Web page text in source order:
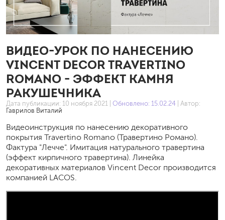
ВИДЕО-УРОК ПО НАНЕСЕНИЮ
VINCENT DECOR TRAVERTINO
ROMANO - ЭФФЕКТ КАМНЯ
РАКУШЕЧНИКА
Дата публикации: 10 ноября 2021 Обновлено: 15.02.24 | Автор:
Гаврилов Виталий
Видеоинструкция по нанесению декоративного
покрытия Travertino Romano (Травертино Романо).
Фактура "Лечче". Имитация натурального травертина
(эффект кирпичного травертина). Линейка
декоративных материалов Vincent Decor производится
компанией LACOS.